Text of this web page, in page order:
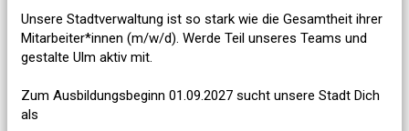
Unsere Stadtverwaltung ist so stark wie die Gesamtheit ihrer
Mitarbeiter*innen (m/w/d). Werde Teil unseres Teams und
gestalte Ulm aktiv mit.
Zum Ausbildungsbeginn 01.09.2027 sucht unsere Stadt Dich
als